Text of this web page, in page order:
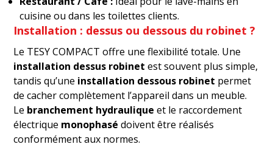
cuisine ou dans les toilettes clients.
Installation : dessus ou dessous du robinet ?
Le TESY COMPACT offre une flexibilité totale. Une
installation dessus robinet est souvent plus simple,
tandis qu’une installation dessous robinet permet
de cacher complètement l’appareil dans un meuble.
Le branchement hydraulique et le raccordement
électrique monophasé doivent être réalisés
conformément aux normes.